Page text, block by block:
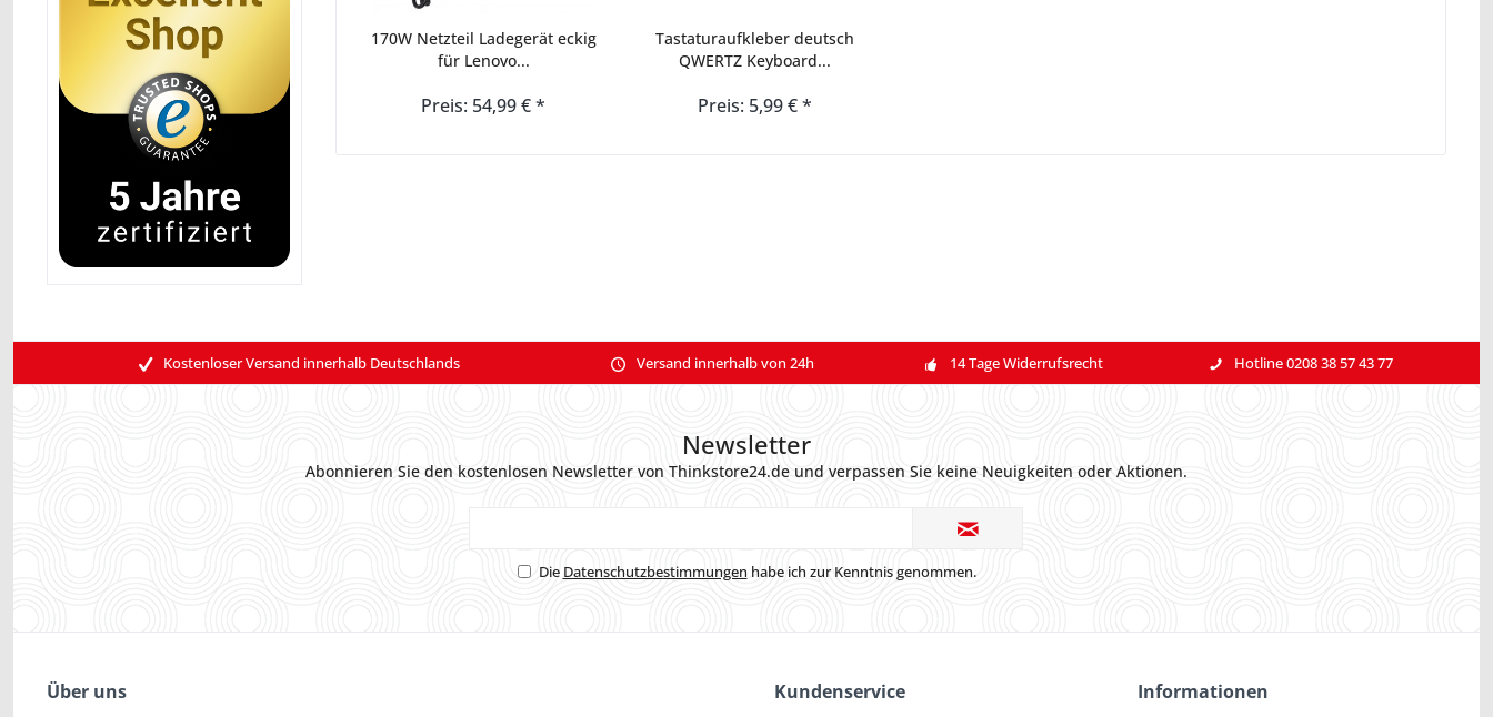
170W Netzteil Ladegerät eckig
für Lenovo...
Preis: 54,99 € *
Tastaturaufkleber deutsch
QWERTZ Keyboard...
Preis: 5,99 € *
Kostenloser Versand innerhalb Deutschlands Versand innerhalb von 24h 14 Tage Widerrufsrecht Hotline 0208 38 57 43 77
Newsletter
Abonnieren Sie den kostenlosen Newsletter von Thinkstore24.de und verpassen Sie keine Neuigkeiten oder Aktionen.
Die Datenschutzbestimmungen habe ich zur Kenntnis genommen.
Über uns Kundenservice Informationen